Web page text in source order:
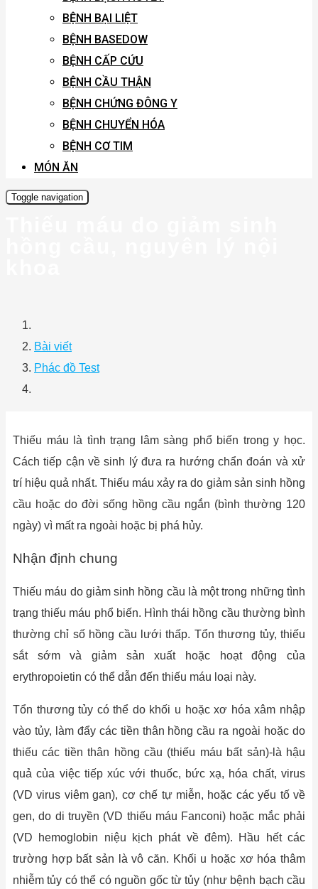
BỆNH BẠI LIỆT
BỆNH BASEDOW
BỆNH CẤP CỨU
BỆNH CẦU THẬN
BỆNH CHỨNG ĐÔNG Y
BỆNH CHUYỂN HÓA
BỆNH CƠ TIM
MÓN ĂN
Toggle navigation
Bài viết
Phác đồ Test
Thiếu máu là tình trạng lâm sàng phổ biến trong y học.
Cách tiếp cận về sinh lý đưa ra hướng chẩn đoán và xử
trí hiệu quả nhất. Thiếu máu xảy ra do giảm sản sinh hồng
cầu hoặc do đời sống hồng cầu ngắn (bình thường 120
ngày) vì mất ra ngoài hoặc bị phá hủy.
Nhận định chung
Thiếu máu do giảm sinh hồng cầu là một trong những tình
trạng thiếu máu phổ biến. Hình thái hồng cầu thường bình
thường chỉ số hồng cầu lưới thấp. Tổn thương tủy, thiếu
sắt sớm và giảm sản xuất hoặc hoạt động của
erythropoietin có thể dẫn đến thiếu máu loại này.
Tổn thương tủy có thể do khối u hoặc xơ hóa xâm nhập
vào tủy, làm đẩy các tiền thân hồng cầu ra ngoài hoặc do
thiếu các tiền thân hồng cầu (thiếu máu bất sản)-là hậu
quả của việc tiếp xúc với thuốc, bức xạ, hóa chất, virus
(VD virus viêm gan), cơ chế tự miễn, hoặc các yếu tố về
gen, do di truyền (VD thiếu máu Fanconi) hoặc mắc phải
(VD hemoglobin niệu kịch phát về đêm). Hầu hết các
trường hợp bất sản là vô căn. Khối u hoặc xơ hóa thâm
nhiễm tủy có thể có nguồn gốc từ tủy (như bệnh bạch cầu